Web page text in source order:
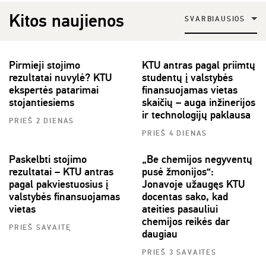
Kitos naujienos SVARBIAUSIOS
Pirmieji stojimo
rezultatai nuvylė? KTU
ekspertės patarimai
stojantiesiems
PRIEŠ 2 DIENAS
KTU antras pagal priimtų
studentų į valstybės
finansuojamas vietas
skaičių – auga inžinerijos
ir technologijų paklausa
PRIEŠ 4 DIENAS
Paskelbti stojimo
rezultatai – KTU antras
pagal pakviestuosius į
valstybės finansuojamas
vietas
PRIEŠ SAVAITĘ
„Be chemijos negyventų
pusė žmonijos“:
Jonavoje užaugęs KTU
docentas sako, kad
ateities pasauliui
chemijos reikės dar
daugiau
PRIEŠ 3 SAVAITES